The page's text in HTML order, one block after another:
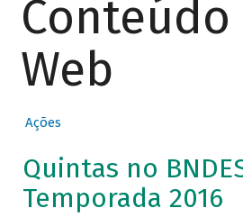
Conteúdo
Web
Ações
Quintas no
Temporada 2016